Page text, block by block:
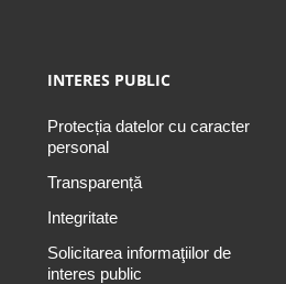
INTERES PUBLIC
Protecția datelor cu caracter
personal
Transparență
Integritate
Solicitarea informaţiilor de
interes public